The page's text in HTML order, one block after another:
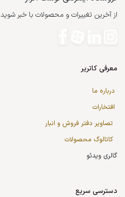
از آخرین تغییرات و محصولات با خبر شوید
معرفی کاتریر
درباره ما
افتخارات
تصاویر دفتر فروش و انبار
کاتالوگ محصولات
گالری ویدئو
دسترسی سریع